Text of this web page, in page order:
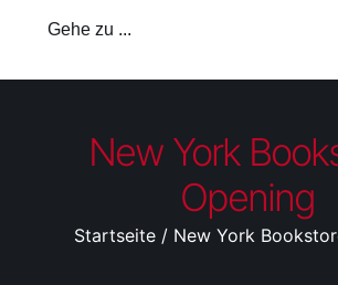
Gehe zu ...
New York
Opening
Startseite New York